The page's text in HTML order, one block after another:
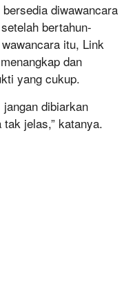
diwawancara
bertahun-
itu, Link
dan
yang cukup.
dibiarkan
jelas,” katanya.